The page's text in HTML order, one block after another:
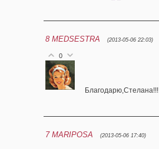
8 MEDSESTRA (2013-05-06 22:03)
0
Благодарю,Стелана!!!
7 MARIPOSA (2013-05-06 17:40)